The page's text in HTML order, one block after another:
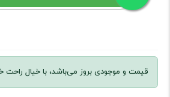
قیمت و موجودی بروز می‌باشد، با خیال راحت